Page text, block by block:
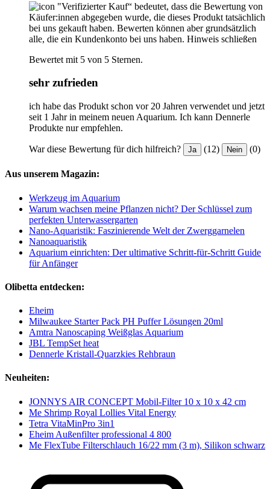
"Verifizierter Kauf“ bedeutet, dass die Bewertung von
Käufer:innen abgegeben wurde, die dieses Produkt tatsächlich
bei uns gekauft haben. Bewerten können aber grundsätzlich
alle, die ein Kundenkonto bei uns haben. Hinweis schließen
Bewertet mit 5 von 5 Sternen.
sehr zufrieden
ich habe das Produkt schon vor 20 Jahren verwendet und jetzt
seit 1 Jahr in meinem neuen Aquarium. Ich kann Dennerle
Produkte nur empfehlen.
War diese Bewertung für dich hilfreich? Ja (12) Nein (0)
Aus unserem Magazin:
Werkzeug im Aquarium
Warum wachsen meine Pflanzen nicht? Der Schlüssel zum
perfekten Unterwassergarten
Nano-Aquaristik: Faszinierende Welt der Zwerggarnelen
Nanoaquaristik
Aquarium einrichten: Der ultimative Schritt-für-Schritt Guide
für Anfänger
Olibetta entdecken:
Eheim
Milwaukee Starter Pack PH Puffer Lösungen 20ml
Amtra Nanoscaping Weißglas Aquarium
JBL TempSet heat
Dennerle Kristall-Quarzkies Rehbraun
Neuheiten:
JONNYS AIR CONCEPT Mobil-Filter 10 x 10 x 42 cm
Me Shrimp Royal Lollies Vital Energy
Tetra VitaMinPro 3in1
Eheim Außenfilter professional 4 800
Me FlexTube Filterschlauch 16/22 mm (3 m), Silikon schwarz